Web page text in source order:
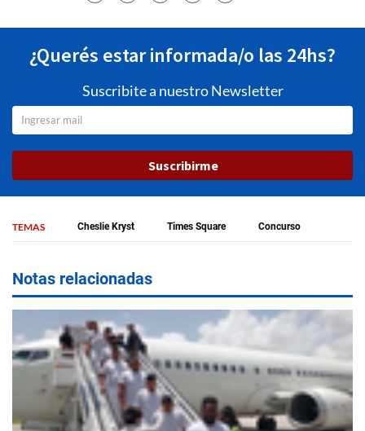
¿Querés estar informada/o las 24hs?
Suscribite a nuestro Newsletter
Suscribirme
TEMAS Cheslie Kryst Times Square Concurso
Notas relacionadas